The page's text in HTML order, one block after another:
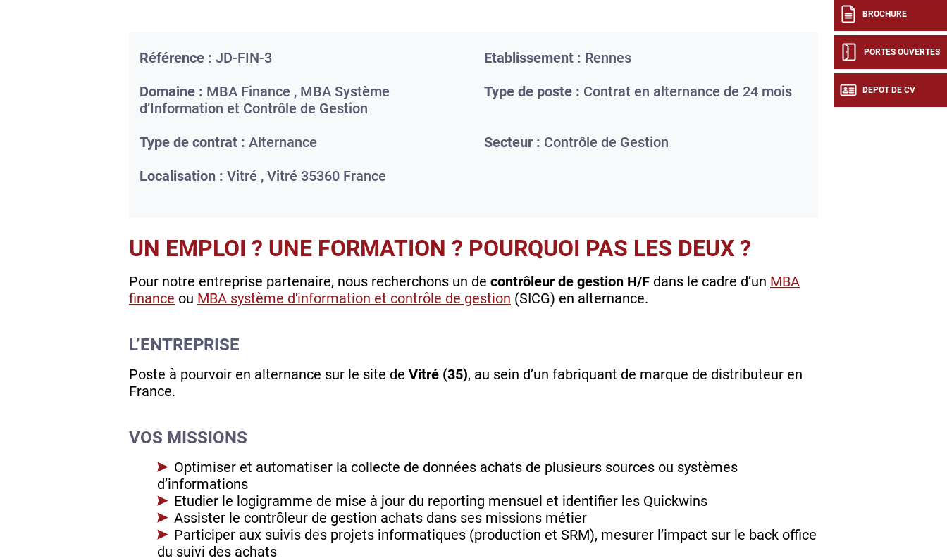
BROCHURE
PORTES OUVERTES
DEPOT DE CV
Référence : JD-FIN-3 Etablissement : Rennes
Domaine : MBA Finance , MBA Système
d’Information et Contrôle de Gestion
Type de poste : Contrat en alternance de 24 mois
Type de contrat : Alternance Secteur : Contrôle de Gestion
Localisation : Vitré , Vitré 35360 France
UN EMPLOI ? UNE FORMATION ? POURQUOI PAS LES DEUX ?
Pour notre entreprise partenaire, nous recherchons un de contrôleur de gestion H/F dans le cadre d’un MBA
finance ou MBA système d'information et contrôle de gestion (SICG) en alternance.
L’ENTREPRISE
Poste à pourvoir en alternance sur le site de Vitré (35), au sein d’un fabriquant de marque de distributeur en
France.
VOS MISSIONS
Optimiser et automatiser la collecte de données achats de plusieurs sources ou systèmes
d’informations
Etudier le logigramme de mise à jour du reporting mensuel et identifier les Quickwins
Assister le contrôleur de gestion achats dans ses missions métier
Participer aux suivis des projets informatiques (production et SRM), mesurer l’impact sur le back office
du suivi des achats